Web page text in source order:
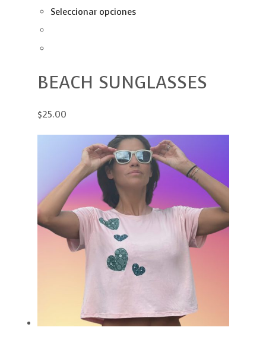
Seleccionar opciones
BEACH SUNGLASSES
$25.00